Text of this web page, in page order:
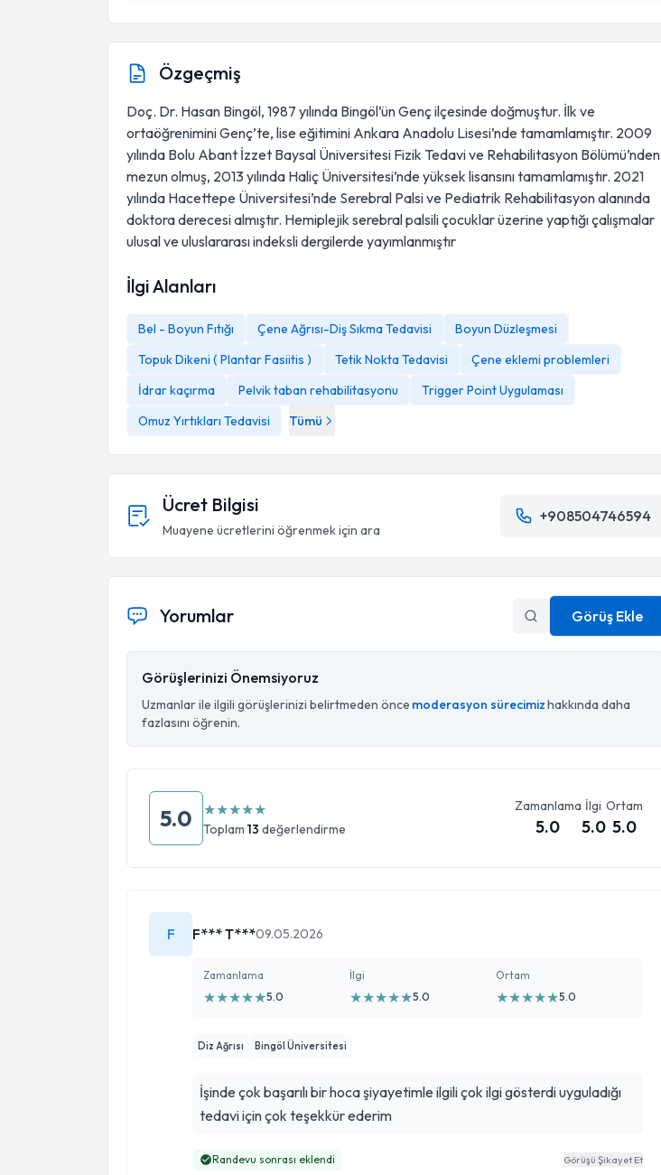
Özgeçmiş
Doç. Dr. Hasan Bingöl, 1987 yılında Bingöl’ün Genç ilçesinde doğmuştur. İlk ve
ortaöğrenimini Genç’te, lise eğitimini Ankara Anadolu Lisesi’nde tamamlamıştır. 2009
yılında Bolu Abant İzzet Baysal Üniversitesi Fizik Tedavi ve Rehabilitasyon Bölümü’nden
mezun olmuş, 2013 yılında Haliç Üniversitesi’nde yüksek lisansını tamamlamıştır. 2021
yılında Hacettepe Üniversitesi’nde Serebral Palsi ve Pediatrik Rehabilitasyon alanında
doktora derecesi almıştır. Hemiplejik serebral palsili çocuklar üzerine yaptığı çalışmalar
ulusal ve uluslararası indeksli dergilerde yayımlanmıştır
İlgi Alanları
Bel - Boyun Fıtığı Çene Ağrısı-Diş Sıkma Tedavisi
Boyun Düzleşmesi
Topuk Dikeni ( Plantar Fasiitis )
Tetik Nokta Tedavisi
Çene eklemi problemleri
İdrar kaçırma
Pelvik taban rehabilitasyonu
Trigger Point Uygulaması
Omuz Yırtıkları Tedavisi
Tümü
Ücret Bilgisi
Muayene ücretlerini öğrenmek için ara
+908504746594
Yorumlar Görüş Ekle
Görüşlerinizi Önemsiyoruz
Uzmanlar ile ilgili görüşlerinizi belirtmeden önce moderasyon sürecimizhakkında daha
fazlasını öğrenin.
5.0 ★★★★★
Toplam 13 değerlendirme
Zamanlama
5.0
İlgi
5.0
Ortam
5.0
F F*** T***09.05.2026
Zamanlama
★★★★★5.0
İlgi
★★★★★5.0
Ortam
★★★★★5.0
Diz Ağrısı Bingöl Üniversitesi
İşinde çok başarılı bir hoca şiyayetimle ilgili çok ilgi gösterdi uyguladığı
tedavi için çok teşekkür ederim
Randevu sonrası eklendi Görüşü Şikayet Et